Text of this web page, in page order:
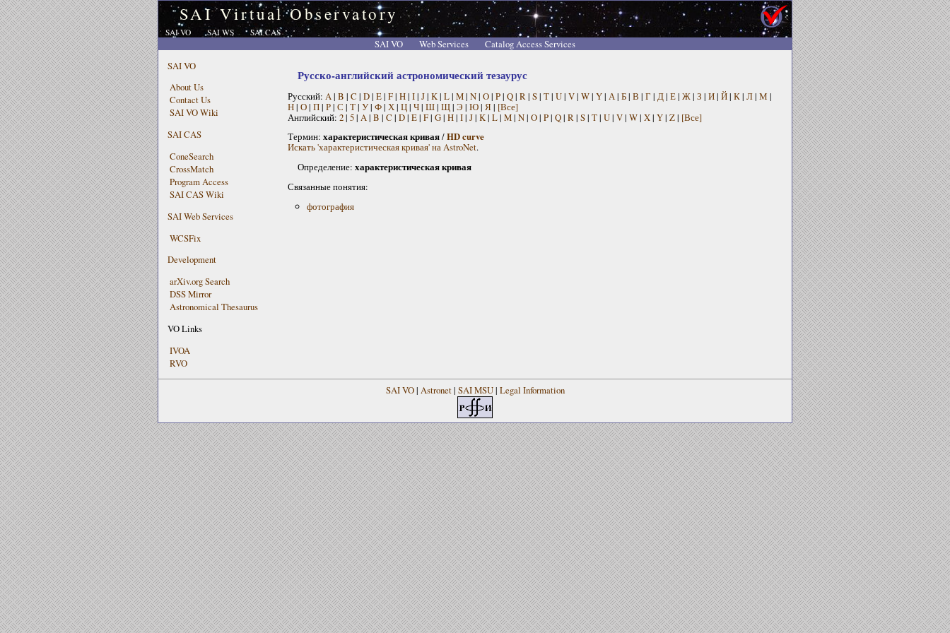
SAI Virtual Observatory
SAI VO SAI WS SAI CAS
SAI VO Web Services
Catalog Access Services
SAI VO
About Us
Contact Us
SAI VO Wiki
SAI CAS
ConeSearch
CrossMatch
Program Access
SAI CAS Wiki
SAI Web Services
WCSFix
Development
arXiv.org Search
DSS Mirror
Astronomical Thesaurus
VO Links
IVOA
RVO
Русско-английский астрономический тезаурус
Русский: A | B | C | D| E| F| H| I| J| K| L| M| N| O| P| Q| R | S| T| U| V| W| Y| А | Б| В | Г | Д| Е| Ж| З | И| Й| К| Л| М |
Н| О| П| Р| С | Т| У| Ф| Х| Ц| Ч| Ш| Щ| Э | Ю| Я| [Все]
Английский: 2| 5| A | B | C | D| E| F| G| H| I| J| K| L| M| N| O| P| Q| R | S| T| U| V| W| X| Y| Z| [Все]
Термин: характеристическая кривая/HD curve
Искать 'характеристическая кривая' на AstroNet.
Определение: характеристическая кривая
Связанные понятия:
фотография
SAI VO| Astronet| SAI MSU| Legal Information